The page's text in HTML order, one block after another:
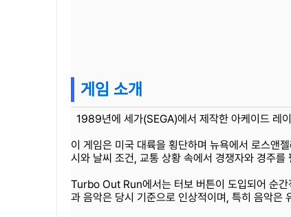
게임 소개
1989년에 세가(SEGA)에서 제작한 아케이드 레
이 게임은 미국 대륙을 횡단하며 뉴욕에서 로스앤
시와 날씨 조건, 교통 상황 속에서 경쟁자와 경주를
Turbo Out Run에서는 터보 버튼이 도입되어 순간
과 음악은 당시 기준으로 인상적이며, 특히 음악은